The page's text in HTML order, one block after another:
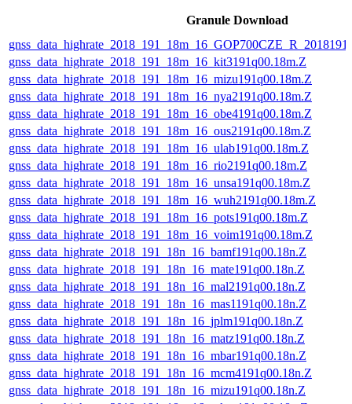
Granule Download
gnss_data_highrate_2018_191_18m_16_kit3191q00.18m.Z
gnss_data_highrate_2018_191_18m_16_mizu191q00.18m.Z
gnss_data_highrate_2018_191_18m_16_nya2191q00.18m.Z
gnss_data_highrate_2018_191_18m_16_obe4191q00.18m.Z
gnss_data_highrate_2018_191_18m_16_ous2191q00.18m.Z
gnss_data_highrate_2018_191_18m_16_ulab191q00.18m.Z
gnss_data_highrate_2018_191_18m_16_rio2191q00.18m.Z
gnss_data_highrate_2018_191_18m_16_unsa191q00.18m.Z
gnss_data_highrate_2018_191_18m_16_wuh2191q00.18m.Z
gnss_data_highrate_2018_191_18m_16_pots191q00.18m.Z
gnss_data_highrate_2018_191_18m_16_voim191q00.18m.Z
gnss_data_highrate_2018_191_18n_16_bamf191q00.18n.Z
gnss_data_highrate_2018_191_18n_16_mate191q00.18n.Z
gnss_data_highrate_2018_191_18n_16_mal2191q00.18n.Z
gnss_data_highrate_2018_191_18n_16_mas1191q00.18n.Z
gnss_data_highrate_2018_191_18n_16_jplm191q00.18n.Z
gnss_data_highrate_2018_191_18n_16_matz191q00.18n.Z
gnss_data_highrate_2018_191_18n_16_mbar191q00.18n.Z
gnss_data_highrate_2018_191_18n_16_mcm4191q00.18n.Z
gnss_data_highrate_2018_191_18n_16_mizu191q00.18n.Z